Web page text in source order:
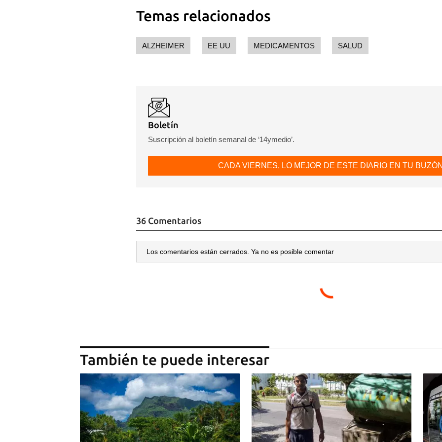
Temas relacionados
ALZHEIMER EE UU MEDICAMENTOS SALUD
Boletín
Suscripción al boletín semanal de ‘14ymedio’.
CADA VIERNES, LO MEJOR DE ESTE DIARIO EN TU
36 Comentarios
Los comentarios están cerrados. Ya no es posible comentar
También te puede interesar